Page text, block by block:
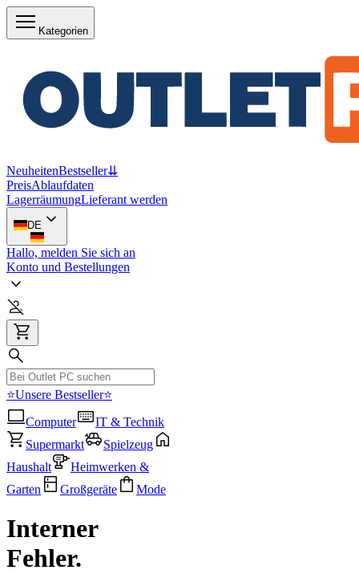
Kategorien
NeuheitenBestseller⇊
PreisAblaufdaten
LagerräumungLieferant werden
DE
Hallo, melden Sie sich an
Konto und Bestellungen
⭐Unsere Bestseller⭐
Computer
IT & Technik
Supermarkt
Spielzeug
Haushalt
Heimwerken &
Garten
Großgeräte Mode
Interner
Fehler.